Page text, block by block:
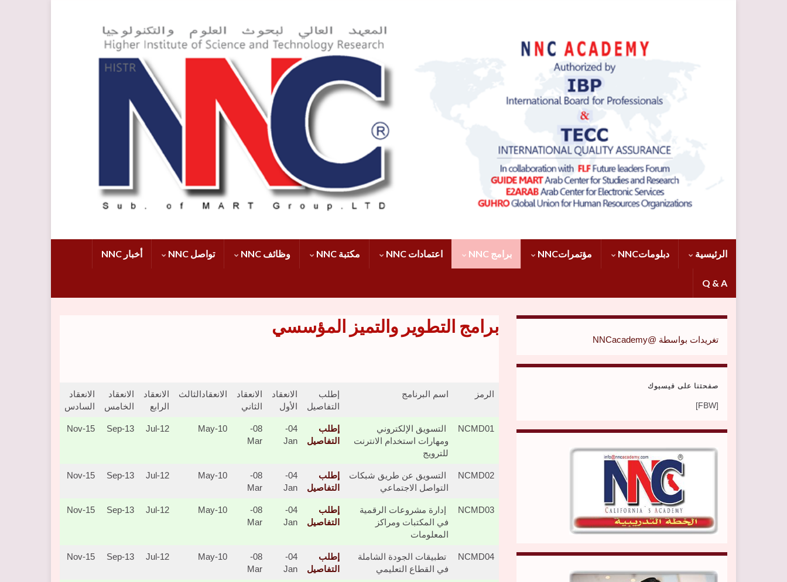
الرئيسية دبلوماتNNC مؤتمراتNNC برامج NNC اعتمادات NNC مكتبة NNC وظائف NNC تواصل NNC أخبار NNC
Q & A
برامج التطوير والتميز المؤسسي
الرمز اسم البرنامج
إطلب
التفاصيل
الانعقاد
الأول
الانعقاد
الثاني
الانعقادالثالث
الانعقاد
الرابع
الانعقاد
الخامس
الانعقاد
السادس
NCMD01
التسويق الإلكتروني
ومهارات استخدام الانترنت
للترويج
إطلب
التفاصيل
04-
Jan
08-
Mar
10-May
12-Jul
13-Sep
15-Nov
NCMD02
التسويق عن طريق شبكات
التواصل الاجتماعي
إطلب
التفاصيل
04-
Jan
08-
Mar
10-May
12-Jul
13-Sep
15-Nov
NCMD03
إدارة مشروعات الرقمية
في المكتبات ومراكز
المعلومات
إطلب
التفاصيل
04-
Jan
08-
Mar
10-May
12-Jul
13-Sep
15-Nov
NCMD04
تطبيقات الجودة الشاملة
في القطاع التعليمي
إطلب
التفاصيل
04-
Jan
08-
Mar
10-May
12-Jul
13-Sep
15-Nov
تغريدات بواسطة @NNCacademy
صفحتنا على فيسبوك
[FBW]